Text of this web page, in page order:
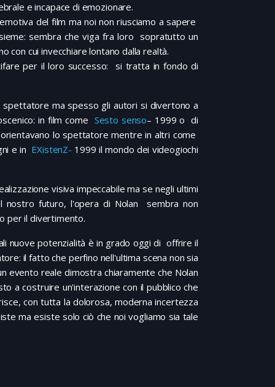
e incapace di emozionare.
del film ma noi non riusciamo a sapere
sembra che viga fra loro sopratutto un
con cui invecchiare lontano dalla realtà.
per il loro successo: si tratta in fondo di
ma spesso gli autori si divertono a
in film come Sesto senso– 1999 o di
lo spettatore mentre in altri come
e in EXistenZ- 1999 il mondo dei videogiochi
visiva impeccabile ma se negli ultimi
nostro futuro, l'opera di Nolan sembra non
per il divertimento.
nuove potenzialità è in grado oggi di offrire il
il fatto che perfino nell'ultima scena non sia
evento reale dimostra chiaramente che Nolan
a costruire un'interazione con il pubblico che
con tutta la dolorosa, moderna incertezza
ma esiste solo ciò che noi vogliamo sia tale